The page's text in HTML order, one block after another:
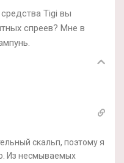
Tigi вы
спреев? Мне в
скальп, поэтому я
Из несмываемых